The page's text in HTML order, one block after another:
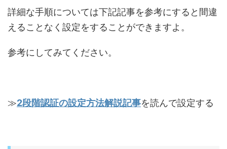
詳細な手順については下記記事を参考にすると間違
えることなく設定をすることができますよ。
参考にしてみてください。
≫2段階認証の設定方法解説記事を読んで設定する